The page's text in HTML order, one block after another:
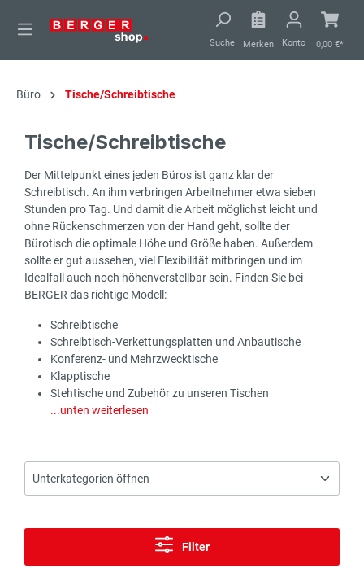
springen
Suche Merken Konto 0,00 €*
Büro Tische/Schreibtische
Tische/Schreibtische
Der Mittelpunkt eines jeden Büros ist ganz klar der
Schreibtisch. An ihm verbringen Arbeitnehmer etwa sieben
Stunden pro Tag. Und damit die Arbeit möglichst leicht und
ohne Rückenschmerzen von der Hand geht, sollte der
Bürotisch die optimale Höhe und Größe haben. Außerdem
sollte er gut aussehen, viel Flexibilität mitbringen und im
Idealfall auch noch höhenverstellbar sein. Finden Sie bei
BERGER das richtige Modell:
Schreibtische
Schreibtisch-Verkettungsplatten und Anbautische
Konferenz- und Mehrzwecktische
Klapptische
Stehtische und Zubehör zu unseren Tischen
...unten weiterlesen
Unterkategorien öffnen
Filter